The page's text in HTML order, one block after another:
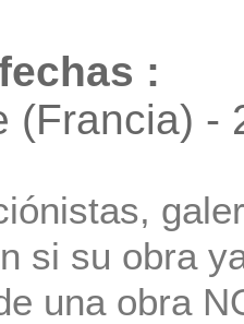
:
(Francia) -
si su obra
una obra